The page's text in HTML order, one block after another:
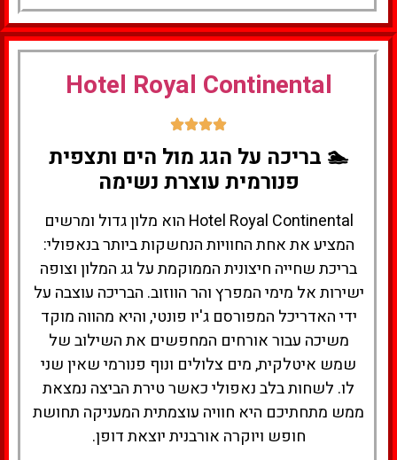
למעבר למלון
כאן
Hotel Royal Continental
🏊 בריכה על הגג מול הים ותצפית
פנורמית עוצרת נשימה
Hotel Royal Continental הוא מלון גדול ומרשים
המציע את אחת החוויות הנחשקות ביותר בנאפולי:
בריכת שחייה חיצונית הממוקמת על גג המלון וצופה
ישירות אל מימי המפרץ והר הווזוב. הבריכה עוצבה על
ידי האדריכל המפורסם ג'יו פונטי, והיא מהווה מוקד
משיכה עבור אורחים המחפשים את השילוב של
שמש איטלקית, מים צלולים ונוף פנורמי שאין שני
לו. לשחות בלב נאפולי כאשר טירת הביצה נמצאת
ממש מתחתיכם היא חוויה עוצמתית המעניקה תחושת
חופש ויוקרה אורבנית יוצאת דופן.